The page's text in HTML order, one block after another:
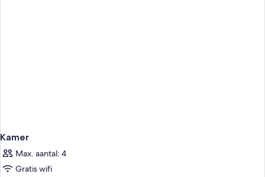
Kamer
Max. aantal: 4
Gratis wifi